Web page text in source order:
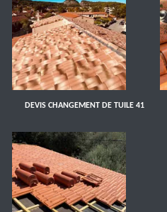
DEVIS CHANGEMENT DE TUILE 41